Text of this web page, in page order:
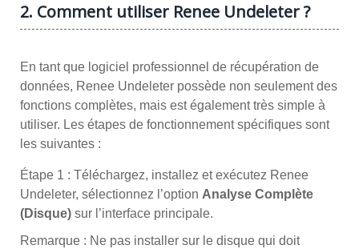
2. Comment utiliser Renee Undeleter ?
En tant que logiciel professionnel de récupération de
données, Renee Undeleter possède non seulement des
fonctions complètes, mais est également très simple à
utiliser. Les étapes de fonctionnement spécifiques sont
les suivantes :
Étape 1 : Téléchargez, installez et exécutez Renee
Undeleter, sélectionnez l’option Analyse Complète
(Disque) sur l’interface principale.
Remarque : Ne pas installer sur le disque qui doit